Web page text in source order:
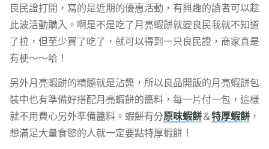
良民證打開，寫的是近期的優惠活動，有興趣的讀者可以趁
此波活動購入。啊是不是吃了月亮蝦餅就變良民我就不知道
了拉，但至少買了吃了，就可以得到一只良民證，商家真是
有梗～～哈！
另外月亮蝦餅的精髓就是沾醬，所以良品開飯的月亮蝦餅包
裝中也有準備好搭配月亮蝦餅的醬料，每一片付一包，這樣
就不用費心另外準備醬料。蝦餅有分原味蝦餅＆特厚蝦餅，
想滿足大量食慾的人就一定要點特厚蝦餅！